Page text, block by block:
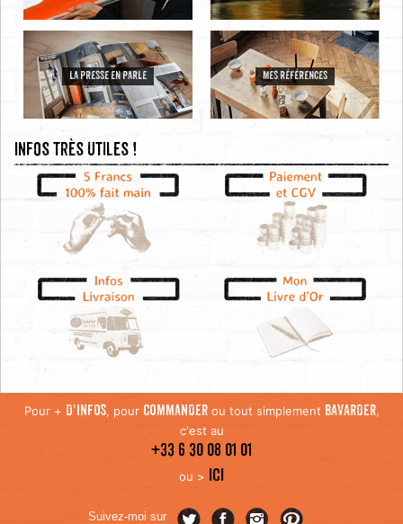
LA PRESSE EN PARLE MES RÉFÉRENCES
Infos très utiles !
Pour + D'INFOS, pour COMMANDERou tout simplement BAVARDER,
c'est au
+33 6 30 08 01 01
ou > ICI
Suivez-moi sur